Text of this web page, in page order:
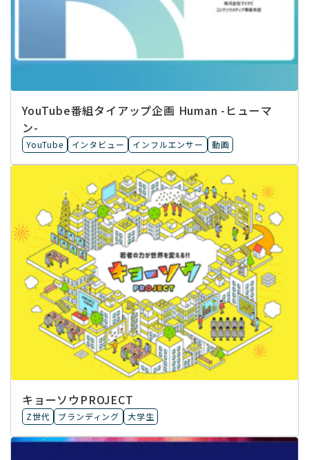
YouTube番組タイアップ企画 Human -ヒューマ
ン-
YouTube インタビュー インフルエンサー 動画
キョーソウPROJECT
Z世代 ブランディング 大学生